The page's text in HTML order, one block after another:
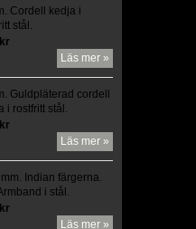
Cordell kedja i
stål.
Läs mer »
Guldpläterad cordell
i rostfritt stål.
Läs mer »
Indian färgerna.
i stål.
Läs mer »